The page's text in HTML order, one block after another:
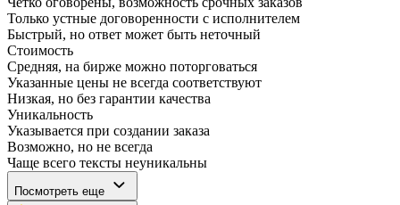
Только устные договоренности с исполнителем
Быстрый, но ответ может быть неточный
Стоимость
Средняя, на бирже можно поторговаться
Указанные цены не всегда соответствуют
Низкая, но без гарантии качества
Уникальность
Указывается при создании заказа
Возможно, но не всегда
Чаще всего тексты неуникальны
Посмотреть еще